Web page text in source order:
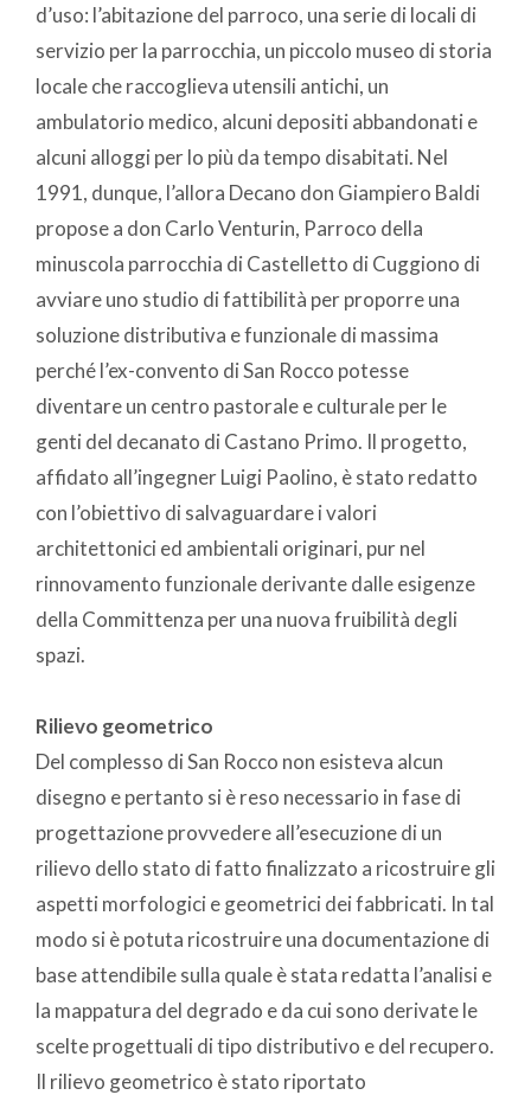
d’uso: l’abitazione del parroco, una serie di locali di
servizio per la parrocchia, un piccolo museo di storia
locale che raccoglieva utensili antichi, un
ambulatorio medico, alcuni depositi abbandonati e
alcuni alloggi per lo più da tempo disabitati. Nel
1991, dunque, l’allora Decano don Giampiero Baldi
propose a don Carlo Venturin, Parroco della
minuscola parrocchia di Castelletto di Cuggiono di
avviare uno studio di fattibilità per proporre una
soluzione distributiva e funzionale di massima
perché l’ex-convento di San Rocco potesse
diventare un centro pastorale e culturale per le
genti del decanato di Castano Primo. Il progetto,
affidato all’ingegner Luigi Paolino, è stato redatto
con l’obiettivo di salvaguardare i valori
architettonici ed ambientali originari, pur nel
rinnovamento funzionale derivante dalle esigenze
della Committenza per una nuova fruibilità degli
spazi.
Rilievo geometrico
Del complesso di San Rocco non esisteva alcun
disegno e pertanto si è reso necessario in fase di
progettazione provvedere all’esecuzione di un
rilievo dello stato di fatto finalizzato a ricostruire gli
aspetti morfologici e geometrici dei fabbricati. In tal
modo si è potuta ricostruire una documentazione di
base attendibile sulla quale è stata redatta l’analisi e
la mappatura del degrado e da cui sono derivate le
scelte progettuali di tipo distributivo e del recupero.
Il rilievo geometrico è stato riportato